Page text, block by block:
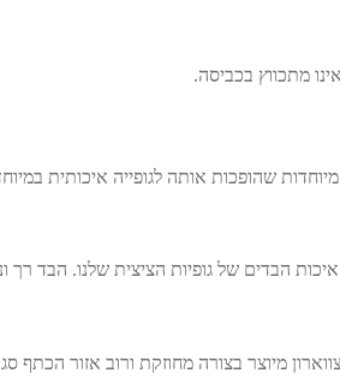
מתכווץ בכביסה.
שהופכות אותה לגופייה איכותית
מיוצר בצורה מחוזקת ורוב אזור הכתף